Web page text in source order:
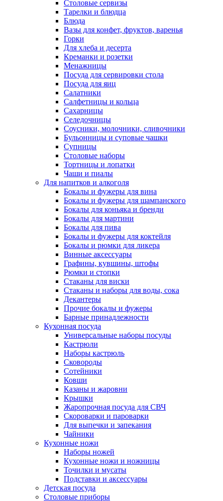
Столовые сервизы
Тарелки и блюдца
Блюда
Вазы для конфет, фруктов, варенья
Горки
Для хлеба и десерта
Креманки и розетки
Менажницы
Посуда для сервировки стола
Посуда для яиц
Салатники
Салфетницы и кольца
Сахарницы
Селедочницы
Соусники, молочники, сливочники
Бульонницы и суповые чашки
Супницы
Столовые наборы
Тортницы и лопатки
Чаши и пиалы
Для напитков и алкоголя
Бокалы и фужеры для вина
Бокалы и фужеры для шампанского
Бокалы для коньяка и бренди
Бокалы для мартини
Бокалы для пива
Бокалы и фужеры для коктейля
Бокалы и рюмки для ликера
Винные аксессуары
Графины, кувшины, штофы
Рюмки и стопки
Стаканы для виски
Стаканы и наборы для воды, сока
Декантеры
Прочие бокалы и фужеры
Барные принадлежности
Кухонная посуда
Универсальные наборы посуды
Кастрюли
Наборы кастрюль
Сковороды
Сотейники
Ковши
Казаны и жаровни
Крышки
Жаропрочная посуда для СВЧ
Скороварки и пароварки
Для выпечки и запекания
Чайники
Кухонные ножи
Наборы ножей
Кухонные ножи и ножницы
Точилки и мусаты
Подставки и аксессуары
Детская посуда
Столовые приборы